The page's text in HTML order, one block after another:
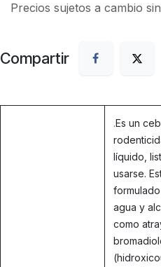
Precios sujetos a cambio
Compartir
.Es un
líquido,
usarse.
agua y
como